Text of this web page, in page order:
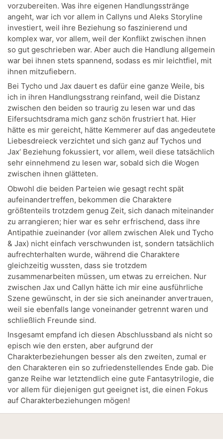
vorzubereiten. Was ihre eigenen Handlungsstränge
angeht, war ich vor allem in Callyns und Aleks Storyline
investiert, weil ihre Beziehung so faszinierend und
komplex war, vor allem, weil der Konflikt zwischen ihnen
so gut geschrieben war. Aber auch die Handlung allgemein
war bei ihnen stets spannend, sodass es mir leichtfiel, mit
ihnen mitzufiebern.
Bei Tycho und Jax dauert es dafür eine ganze Weile, bis
ich in ihren Handlungsstrang reinfand, weil die Distanz
zwischen den beiden so traurig zu lesen war und das
Eifersuchtsdrama mich ganz schön frustriert hat. Hier
hätte es mir gereicht, hätte Kemmerer auf das angedeutete
Liebesdreieck verzichtet und sich ganz auf Tychos und
Jax‘ Beziehung fokussiert, vor allem, weil diese tatsächlich
sehr einnehmend zu lesen war, sobald sich die Wogen
zwischen ihnen glätteten.
Obwohl die beiden Parteien wie gesagt recht spät
aufeinandertreffen, bekommen die Charaktere
größtenteils trotzdem genug Zeit, sich danach miteinander
zu arrangieren; hier war es sehr erfrischend, dass ihre
Antipathie zueinander (vor allem zwischen Alek und Tycho
& Jax) nicht einfach verschwunden ist, sondern tatsächlich
aufrechterhalten wurde, während die Charaktere
gleichzeitig wussten, dass sie trotzdem
zusammenarbeiten müssen, um etwas zu erreichen. Nur
zwischen Jax und Callyn hätte ich mir eine ausführliche
Szene gewünscht, in der sie sich aneinander anvertrauen,
weil sie ebenfalls lange voneinander getrennt waren und
schließlich Freunde sind.
Insgesamt empfand ich diesen Abschlussband als nicht so
episch wie den ersten, aber aufgrund der
Charakterbeziehungen besser als den zweiten, zumal er
den Charakteren ein so zufriedenstellendes Ende gab. Die
ganze Reihe war letztendlich eine gute Fantasytrilogie, die
vor allem für diejenigen gut geeignet ist, die einen Fokus
auf Charakterbeziehungen mögen!